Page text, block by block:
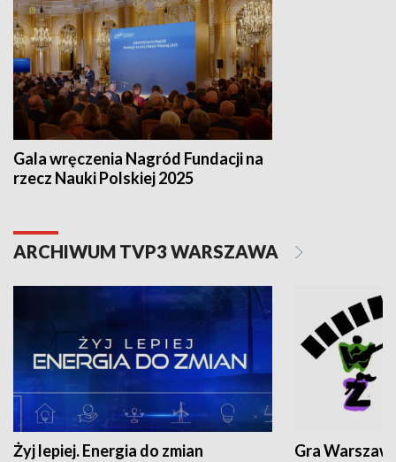
Gala wręczenia Nagród Fundacji na
rzecz Nauki Polskiej 2025
ARCHIWUM TVP3 WARSZAWA
Żyj lepiej. Energia do zmian Gra